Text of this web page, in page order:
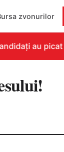
zvonurilor
au picat